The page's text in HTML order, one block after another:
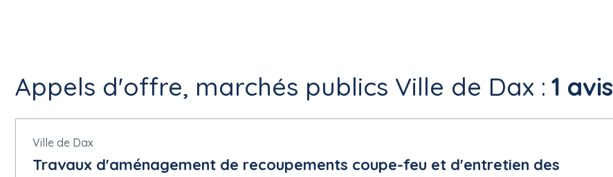
Appels d'offre, marchés publics Ville de Dax : 1 avis
Ville de Dax
Travaux d'aménagement de recoupements coupe-feu et d'entretien des